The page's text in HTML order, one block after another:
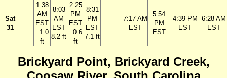
Sat
31
1:38
AM
EST
−1.0
ft
8:03
AM
EST
8.2 ft
2:25
PM
EST
−0.6
ft
8:31
PM
EST
7.1 ft
7:17 AM
EST
5:54
PM
EST
4:39 PM
EST
6:28 AM
EST
Brickyard Point, Brickyard Creek,